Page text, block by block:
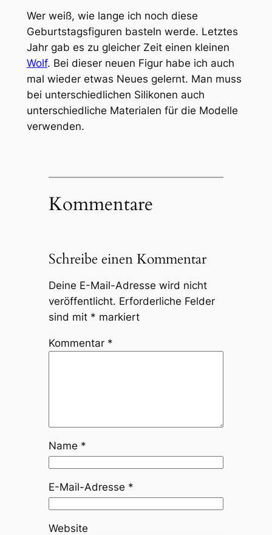
Wer weiß, wie lange ich noch diese
Geburtstagsfiguren basteln werde. Letztes
Jahr gab es zu gleicher Zeit einen kleinen
Wolf. Bei dieser neuen Figur habe ich auch
mal wieder etwas Neues gelernt. Man muss
bei unterschiedlichen Silikonen auch
unterschiedliche Materialen für die Modelle
verwenden.
Kommentare
Schreibe einen Kommentar
Deine E-Mail-Adresse wird nicht
veröffentlicht. Erforderliche Felder
sind mit * markiert
Kommentar *
Name *
E-Mail-Adresse *
Website